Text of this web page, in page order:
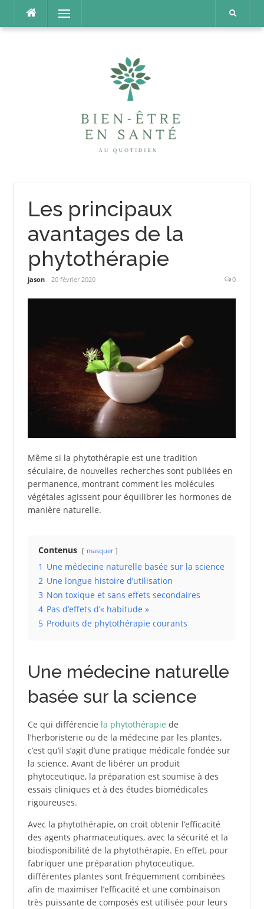
contenu
Menu
Les principaux
avantages de la
phytothérapie
jason 20 février 2020 0
Même si la phytothérapie est une tradition
séculaire, de nouvelles recherches sont publiées en
permanence, montrant comment les molécules
végétales agissent pour équilibrer les hormones de
manière naturelle.
Contenus masquer
1 Une médecine naturelle basée sur la science
2 Une longue histoire d’utilisation
3 Non toxique et sans effets secondaires
4 Pas d’effets d’« habitude »
5 Produits de phytothérapie courants
Une médecine naturelle
basée sur la science
Ce qui différencie la phytothérapie de
l’herboristerie ou de la médecine par les plantes,
c’est qu’il s’agit d’une pratique médicale fondée sur
la science. Avant de libérer un produit
phytoceutique, la préparation est soumise à des
essais cliniques et à des études biomédicales
rigoureuses.
Avec la phytothérapie, on croit obtenir l’efficacité
des agents pharmaceutiques, avec la sécurité et la
biodisponibilité de la phytothérapie. En effet, pour
fabriquer une préparation phytoceutique,
différentes plantes sont fréquemment combinées
afin de maximiser l’efficacité et une combinaison
très puissante de composés est utilisée pour leurs